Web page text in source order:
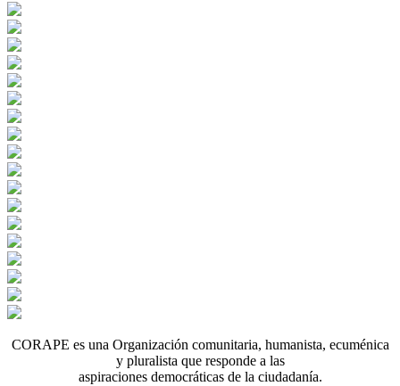
CORAPE es una Organización comunitaria, humanista, ecuménica
y pluralista que responde a las
aspiraciones democráticas de la ciudadanía.